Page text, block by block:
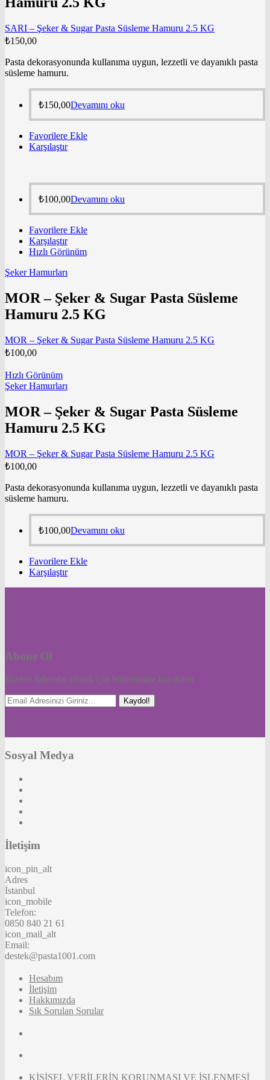
SARI – Şeker & Sugar Pasta Süsleme Hamuru 2.5 KG
₺150,00
Pasta dekorasyonunda kullanıma uygun, lezzetli ve dayanıklı pasta
süsleme hamuru.
₺150,00Devamını oku
Favorilere Ekle
Karşılaştır
₺100,00Devamını oku
Favorilere Ekle
Karşılaştır
Hızlı Görünüm
Şeker Hamurları
MOR – Şeker & Sugar Pasta Süsleme
Hamuru 2.5 KG
MOR – Şeker & Sugar Pasta Süsleme Hamuru 2.5 KG
₺100,00
Hızlı Görünüm
Şeker Hamurları
MOR – Şeker & Sugar Pasta Süsleme
Hamuru 2.5 KG
MOR – Şeker & Sugar Pasta Süsleme Hamuru 2.5 KG
₺100,00
Pasta dekorasyonunda kullanıma uygun, lezzetli ve dayanıklı pasta
süsleme hamuru.
₺100,00Devamını oku
Favorilere Ekle
Karşılaştır
Abone Ol
Bizden haberdar olmak için bültenimize kaydolun
Kaydol!
Sosyal Medya
İletişim
icon_pin_alt
Adres
İstanbul
icon_mobile
Telefon:
0850 840 21 61
icon_mail_alt
Email:
destek@pasta1001.com
Hesabım
İletişim
Hakkımızda
Sık Sorulan Sorular
KİŞİSEL VERİLERİN KORUNMASI VE İŞLENMESİ